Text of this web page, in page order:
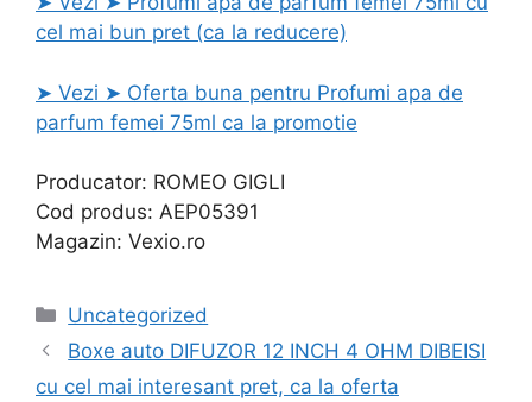
cel mai bun pret (ca la reducere)
➤ Vezi ➤ Oferta buna pentru Profumi apa de
parfum femei 75ml ca la promotie
Producator: ROMEO GIGLI
Cod produs: AEP05391
Magazin: Vexio.ro
Categories
Uncategorized
Boxe auto DIFUZOR 12 INCH 4 OHM DIBEISI
cu cel mai interesant pret, ca la oferta